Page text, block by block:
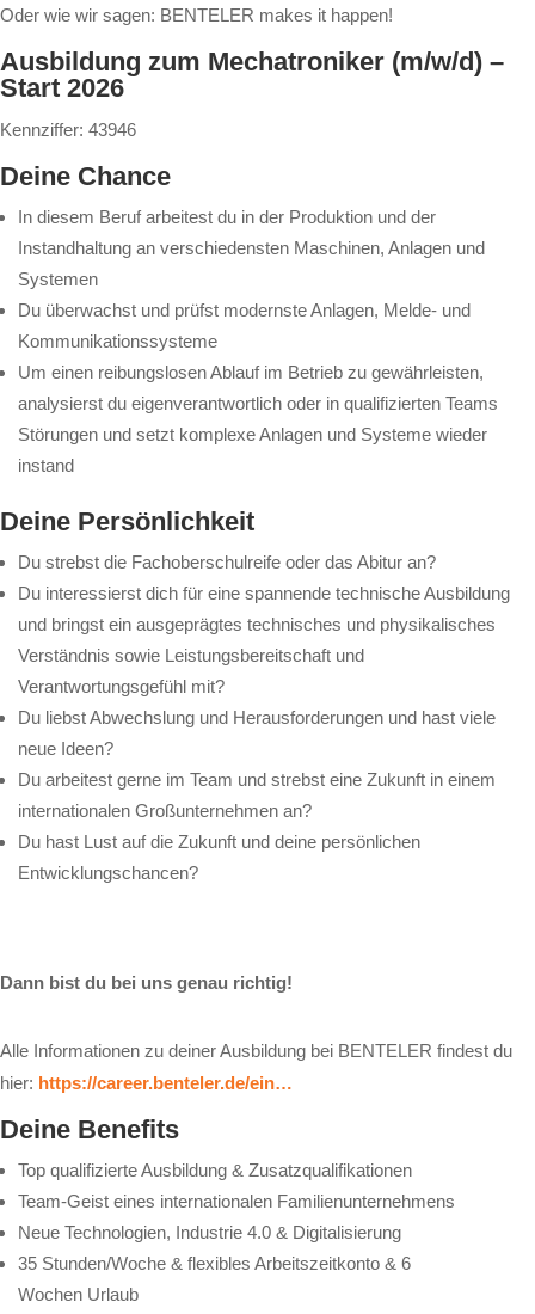
Oder wie wir sagen: BENTELER makes it happen!
Ausbildung zum Mechatroniker (m/w/d) –
Start 2026
Kennziffer: 43946
Deine Chance
In diesem Beruf arbeitest du in der Produktion und der
Instandhaltung an verschiedensten Maschinen, Anlagen und
Systemen
Du überwachst und prüfst modernste Anlagen, Melde- und
Kommunikationssysteme
Um einen reibungslosen Ablauf im Betrieb zu gewährleisten,
analysierst du eigenverantwortlich oder in qualifizierten Teams
Störungen und setzt komplexe Anlagen und Systeme wieder
instand
Deine Persönlichkeit
Du strebst die Fachoberschulreife oder das Abitur an?
Du interessierst dich für eine spannende technische Ausbildung
und bringst ein ausgeprägtes technisches und physikalisches
Verständnis sowie Leistungsbereitschaft und
Verantwortungsgefühl mit?
Du liebst Abwechslung und Herausforderungen und hast viele
neue Ideen?
Du arbeitest gerne im Team und strebst eine Zukunft in einem
internationalen Großunternehmen an?
Du hast Lust auf die Zukunft und deine persönlichen
Entwicklungschancen?
Dann bist du bei uns genau richtig!
Alle Informationen zu deiner Ausbildung bei BENTELER findest du
hier: https://career.benteler.de/ein…
Deine Benefits
Top qualifizierte Ausbildung & Zusatzqualifikationen
Team-Geist eines internationalen Familienunternehmens
Neue Technologien, Industrie 4.0 & Digitalisierung
35 Stunden/Woche & flexibles Arbeitszeitkonto & 6
Wochen Urlaub